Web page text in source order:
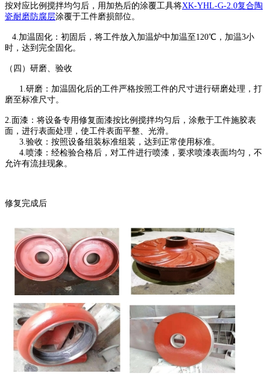
按对应比例搅拌均匀后，用加热后的涂覆工具将XK-YHL-G-2.0复合陶
瓷耐磨防腐层涂覆于工件磨损部位。
4.加温固化：初固后，将工件放入加温炉中加温至120℃，加温3小
时，达到完全固化。
（四）研磨、验收
1.研磨：加温固化后的工件严格按照工件的尺寸进行研磨处理，打
磨至标准尺寸。
2.面漆：将设备专用修复面漆按比例搅拌均匀后，涂敷于工件施胶表
面，进行表面处理，使工件表面平整、光滑。
3.验收：按照设备组装标准组装，达到正常使用标准。
4.喷漆：经检验合格后，对工件进行喷漆，要求喷漆表面均匀，不
允许有流挂现象。
修复完成后